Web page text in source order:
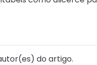
do artigo.